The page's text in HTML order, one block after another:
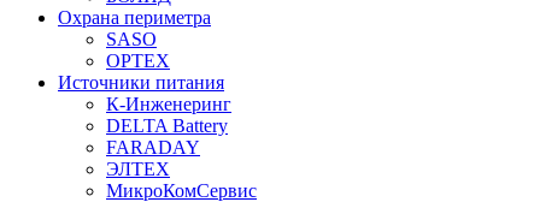
Охрана периметра
SASO
OPTEX
Источники питания
К-Инженеринг
DELTA Battery
FARADAY
ЭЛТЕХ
МикроКомСервис